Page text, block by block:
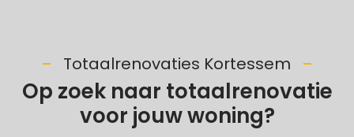
Totaalrenovaties Kortessem
Op zoek naar totaalrenovatie
voor jouw woning?